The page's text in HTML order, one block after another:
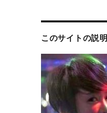
このサイトの説明